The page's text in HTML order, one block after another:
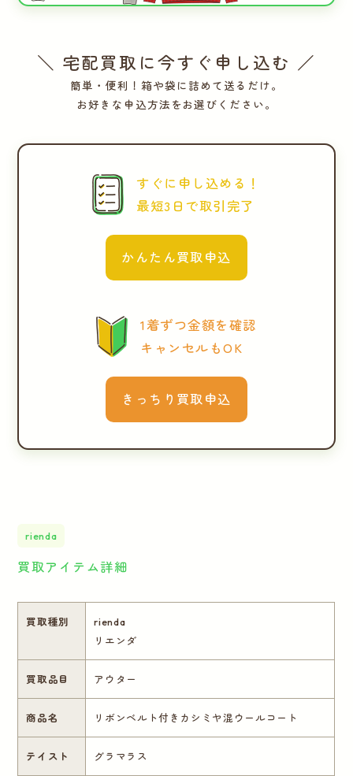
＼ 宅配買取に今すぐ申し込む ／
簡単・便利！箱や袋に詰めて送るだけ。
お好きな申込方法をお選びください。
すぐに申し込める！
最短3日で取引完了
かんたん買取申込
1着ずつ金額を確認
キャンセルもOK
きっちり買取申込
rienda
買取アイテム詳細
買取種別
rienda
リエンダ
買取品目 アウター
商品名 リボンベルト付きカシミヤ混ウールコート
テイスト グラマラス